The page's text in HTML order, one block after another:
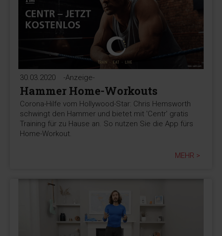
30.03.2020 -Anzeige-
Hammer Home-Workouts
Corona-Hilfe vom Hollywood-Star: Chris Hemsworth
schwingt den Hammer und bietet mit 'Centr' gratis
Training für zu Hause an. So nutzen Sie die App fürs
Home-Workout.
MEHR >